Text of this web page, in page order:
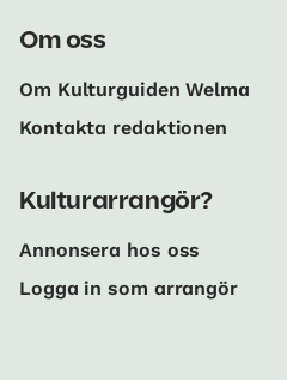
Om oss
Om Kulturguiden Welma
Kontakta redaktionen
Kulturarrangör?
Annonsera hos oss
Logga in som arrangör